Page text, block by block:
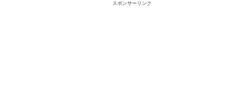
スポンサーリンク